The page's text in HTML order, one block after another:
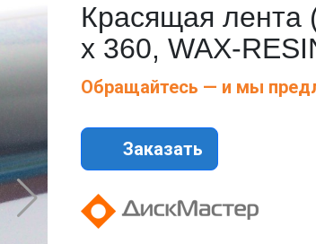
Красящая лента
х 360, WAX-
Обращайтесь — и мы
Заказать